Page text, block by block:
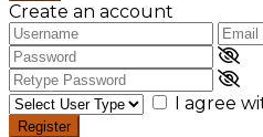
Create an account
I agree
Register